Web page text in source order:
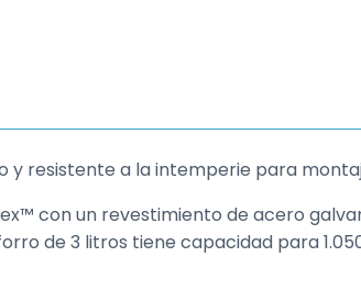
resistente a la intemperie para
con un revestimiento de acero
de 3 litros tiene capacidad para